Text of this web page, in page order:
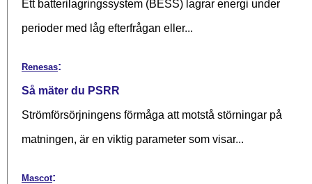
Ett batterilagringssystem (BESS) lagrar energi under
perioder med låg efterfrågan eller...
Renesas:
Så mäter du PSRR
Strömförsörjningens förmåga att motstå störningar på
matningen, är en viktig parameter som visar...
Mascot: